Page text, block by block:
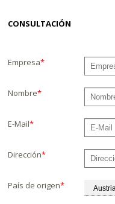
CONSULTACIÓN
Empresa*
Nombre*
E-Mail*
Dirección*
País de origen*